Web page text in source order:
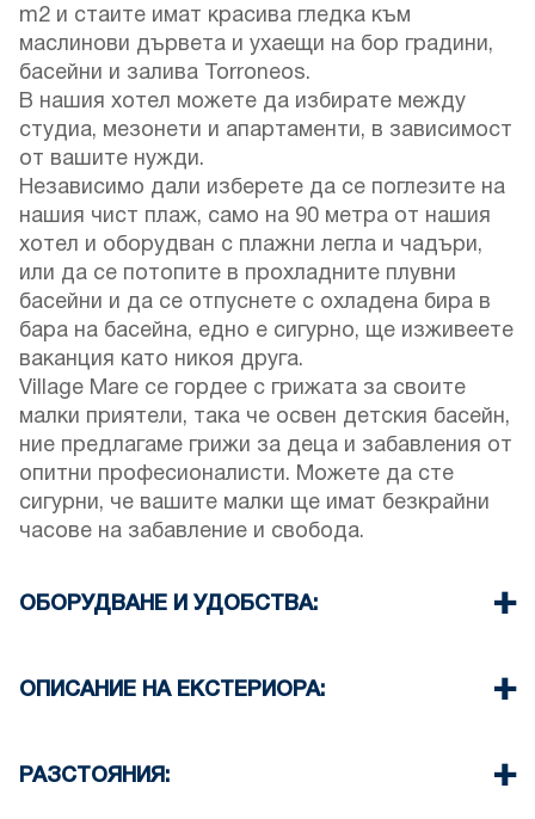
m2 и стаите имат красива гледка към
маслинови дървета и ухаещи на бор градини,
басейни и залива Torroneos.
В нашия хотел можете да избирате между
студиа, мезонети и апартаменти, в зависимост
от вашите нужди.
Независимо дали изберете да се поглезите на
нашия чист плаж, само на 90 метра от нашия
хотел и оборудван с плажни легла и чадъри,
или да се потопите в прохладните плувни
басейни и да се отпуснете с охладена бира в
бара на басейна, едно е сигурно, ще изживеете
ваканция като никоя друга.
Village Mare се гордее с грижата за своите
малки приятели, така че освен детския басейн,
ние предлагаме грижи за деца и забавления от
опитни професионалисти. Можете да сте
сигурни, че вашите малки ще имат безкрайни
часове на забавление и свобода.
ОБОРУДВАНЕ И УДОБСТВА:
Климатик
Ютия и дъска за гладене (по заявка)
ОПИСАНИЕ НА ЕКСТЕРИОРА:
Детска площадка
РАЗСТОЯНИЯ: